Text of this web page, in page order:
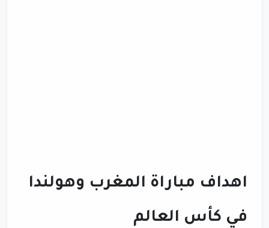
اهداف مباراة المغرب وهولندا
في كأس العالم